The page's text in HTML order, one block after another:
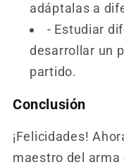
adáptalas a
- Estudiar
desarrollar un
partido.
Conclusión
¡Felicidades!
maestro del arma